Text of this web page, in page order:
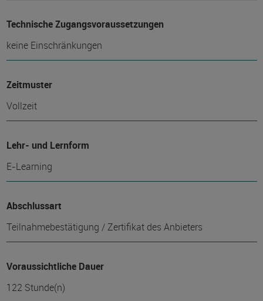
Technische Zugangsvoraussetzungen
keine Einschränkungen
Zeitmuster
Vollzeit
Lehr- und Lernform
E-Learning
Abschlussart
Teilnahmebestätigung / Zertifikat des Anbieters
Voraussichtliche Dauer
122 Stunde(n)